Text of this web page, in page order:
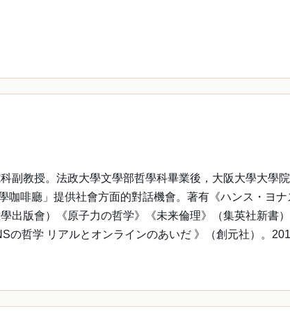
副教授。法政大學文學部哲學科畢業後，大阪大學大學
啡廳」提供社會方面的對話機會。著有《ハンス・ヨ
出版會）《原子力の哲学》《未来倫理》（集英社新書
哲学 リアルとオンラインのあいだ 》（創元社）。